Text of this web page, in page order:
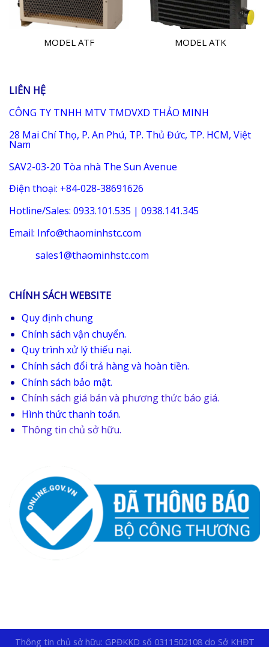
MODEL ATF MODEL ATK
LIÊN HỆ
CÔNG TY TNHH MTV TMDVXD THẢO MINH
28 Mai Chí Thọ, P. An Phú, TP. Thủ Đức, TP. HCM, Việt
Nam
SAV2-03-20 Tòa nhà The Sun Avenue
Điện thoại: +84-028-38691626
Hotline/Sales: 0933.101.535 | 0938.141.345
Email: Info@thaominhstc.com
sales1@thaominhstc.com
CHÍNH SÁCH WEBSITE
Quy định chung
Chính sách vận chuyển.
Quy trình xử lý thiếu nại.
Chính sách đổi trả hàng và hoàn tiền.
Chính sách bảo mật.
Chính sách giá bán và phương thức báo giá.
Hình thức thanh toán.
Thông tin chủ sở hữu.
Thông tin chủ sở hữu: GPĐKKD số 0311502108 do Sở KHĐT